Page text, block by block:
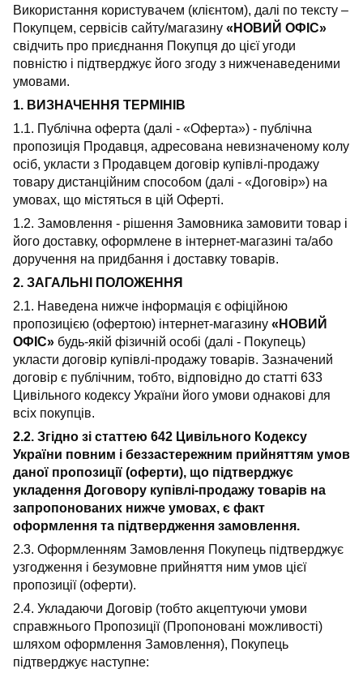
Використання користувачем (клієнтом), далі по тексту –
Покупцем, сервісів сайту/магазину «НОВИЙ ОФІС»
свідчить про приєднання Покупця до цієї угоди
повністю і підтверджує його згоду з нижченаведеними
умовами.
1. ВИЗНАЧЕННЯ ТЕРМІНІВ
1.1. Публічна оферта (далі - «Оферта») - публічна
пропозиція Продавця, адресована невизначеному колу
осіб, укласти з Продавцем договір купівлі-продажу
товару дистанційним способом (далі - «Договір») на
умовах, що містяться в цій Оферті.
1.2. Замовлення - рішення Замовника замовити товар і
його доставку, оформлене в інтернет-магазині та/або
доручення на придбання і доставку товарів.
2. ЗАГАЛЬНІ ПОЛОЖЕННЯ
2.1. Наведена нижче інформація є офіційною
пропозицією (офертою) інтернет-магазину «НОВИЙ
ОФІС» будь-якій фізичній особі (далі - Покупець)
укласти договір купівлі-продажу товарів. Зазначений
договір є публічним, тобто, відповідно до статті 633
Цивільного кодексу України його умови однакові для
всіх покупців.
2.2. Згідно зі статтею 642 Цивільного Кодексу
України повним і беззастережним прийняттям умов
даної пропозиції (оферти), що підтверджує
укладення Договору купівлі-продажу товарів на
запропонованих нижче умовах, є факт
оформлення та підтвердження замовлення.
2.3. Оформленням Замовлення Покупець підтверджує
узгодження і безумовне прийняття ним умов цієї
пропозиції (оферти).
2.4. Укладаючи Договір (тобто акцептуючи умови
справжнього Пропозиції (Пропоновані можливості)
шляхом оформлення Замовлення), Покупець
підтверджує наступне: